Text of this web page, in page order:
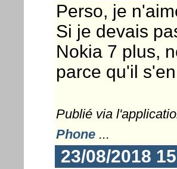
Perso, je
Si je devais
Nokia 7 plus,
parce qu'il
Publié via
Phone...
23/08/2018